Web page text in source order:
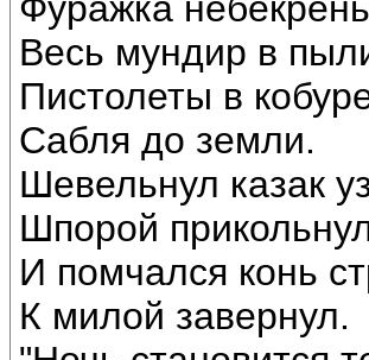
Фуражка
Весь мундир в
Пистолеты в
Сабля до земли.
Шевельнул казак
Шпорой
И помчался конь
К милой завернул.